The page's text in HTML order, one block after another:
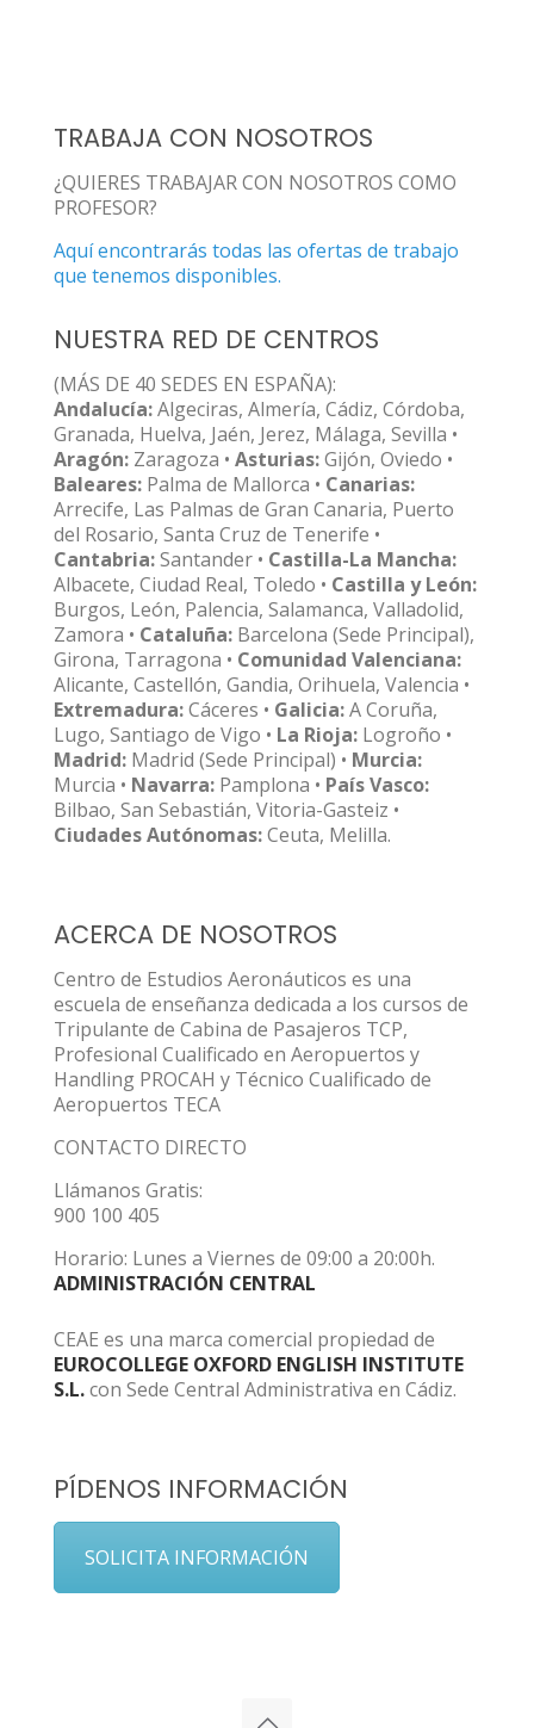
TRABAJA CON NOSOTROS
¿QUIERES TRABAJAR CON NOSOTROS COMO
PROFESOR?
Aquí encontrarás todas las ofertas de trabajo
que tenemos disponibles.
NUESTRA RED DE CENTROS
(MÁS DE 40 SEDES EN ESPAÑA):
Andalucía:Algeciras, Almería, Cádiz, Córdoba,
Granada, Huelva, Jaén, Jerez, Málaga, Sevilla •
Aragón: Zaragoza • Asturias:Gijón, Oviedo •
Baleares: Palma de Mallorca • Canarias:
Arrecife, Las Palmas de Gran Canaria, Puerto
del Rosario, Santa Cruz de Tenerife •
Cantabria:Santander • Castilla-La Mancha:
Albacete, Ciudad Real, Toledo • Castilla y León:
Burgos, León, Palencia, Salamanca, Valladolid,
Zamora • Cataluña: Barcelona (Sede Principal),
Girona, Tarragona • Comunidad Valenciana:
Alicante, Castellón, Gandia, Orihuela, Valencia •
Extremadura:Cáceres • Galicia:A Coruña,
Lugo, Santiago de Vigo • La Rioja: Logroño •
Madrid: Madrid (Sede Principal) • Murcia:
Murcia • Navarra: Pamplona • País Vasco:
Bilbao, San Sebastián, Vitoria-Gasteiz •
Ciudades Autónomas:Ceuta, Melilla.
ACERCA DE NOSOTROS
Centro de Estudios Aeronáuticos es una
escuela de enseñanza dedicada a los cursos de
Tripulante de Cabina de Pasajeros TCP,
Profesional Cualificado en Aeropuertos y
Handling PROCAH y Técnico Cualificado de
Aeropuertos TECA
CONTACTO DIRECTO
Llámanos Gratis:
900 100 405
Horario: Lunes a Viernes de 09:00 a 20:00h.
ADMINISTRACIÓN CENTRAL
CEAE es una marca comercial propiedad de
EUROCOLLEGE OXFORD ENGLISH INSTITUTE
S.L.con Sede Central Administrativa en Cádiz.
PÍDENOS INFORMACIÓN
SOLICITA INFORMACIÓN